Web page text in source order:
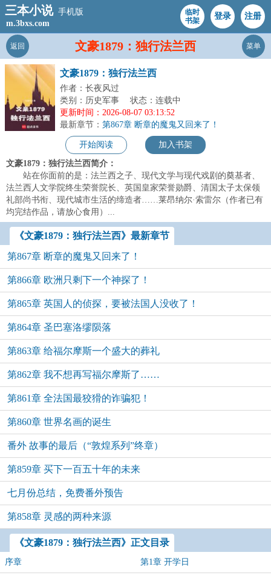
三本小说 手机版
m.3bxs.com
临时
书架
登录 注册
文豪1879：独行法兰西
返回 菜单
文豪1879：独行法兰西
作者：长夜风过
类别：历史军事
状态：连载中
更新时间：2026-08-07 03:13:52
最新章节： 第867章 断章的魔鬼又回来了！
开始阅读 加入书架
文豪1879：独行法兰西简介：
站在你面前的是：法兰西之子、现代文学与现代戏剧的奠基者、
法兰西人文学院终生荣誉院长、英国皇家荣誉勋爵、清国太子太保领
礼部尚书衔、现代城市生活的缔造者……莱昂纳尔·索雷尔（作者已有
均完结作品，请放心食用）...
《文豪1879：独行法兰西》最新章节
第867章 断章的魔鬼又回来了！
第866章 欧洲只剩下一个神探了！
第865章 英国人的侦探，要被法国人没收了！
第864章 圣巴塞洛缪陨落
第863章 给福尔摩斯一个盛大的葬礼
第862章 我不想再写福尔摩斯了……
第861章 全法国最狡猾的诈骗犯！
第860章 世界名画的诞生
番外 故事的最后（“敦煌系列”终章）
第859章 买下一百五十年的未来
七月份总结，免费番外预告
第858章 灵感的两种来源
《文豪1879：独行法兰西》正文目录
序章 第1章 开学日